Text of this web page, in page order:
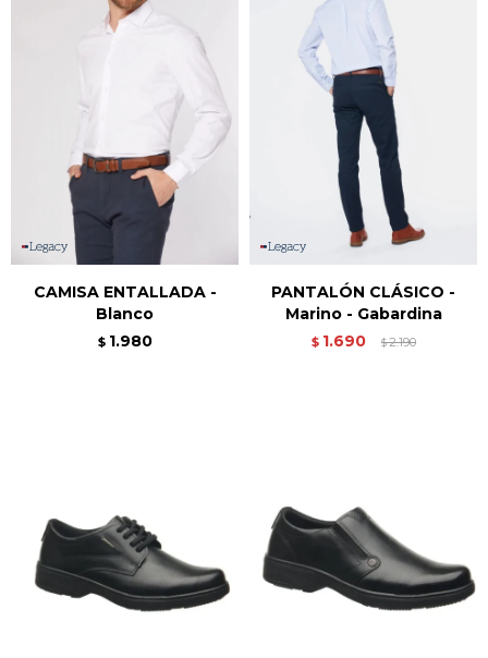
CAMISA ENTALLADA -
Blanco
$ 1.980
PANTALÓN CLÁSICO -
Marino - Gabardina
$ 1.690 $2.190